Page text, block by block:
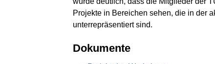
Projekte in Be­rei­chen sehen, die in der
unterrepräsentiert sind.
Dokumente